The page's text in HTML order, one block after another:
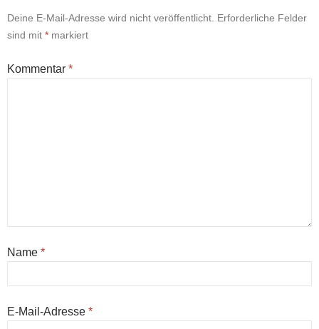
Deine E-Mail-Adresse wird nicht veröffentlicht. Erforderliche Felder
sind mit * markiert
Kommentar *
Name *
E-Mail-Adresse *